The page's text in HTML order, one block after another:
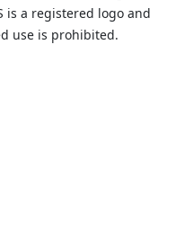
is a registered logo and
use is prohibited.